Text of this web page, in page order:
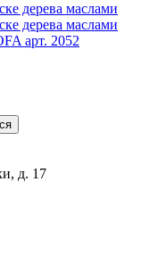
дерева маслами
дерева маслами
арт. 2052
д. 17